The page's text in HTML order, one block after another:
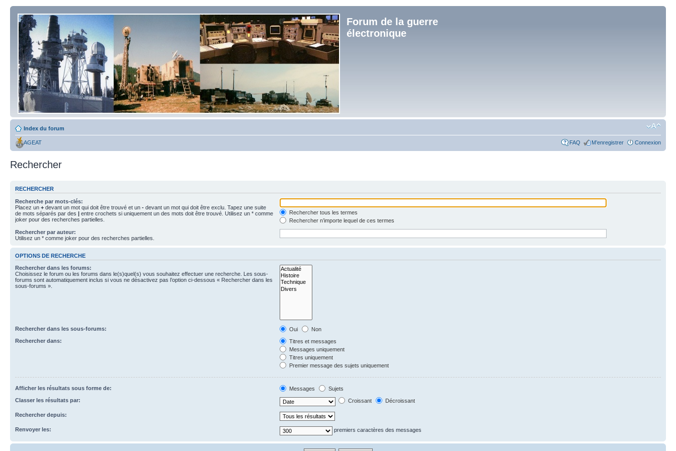
Forum de la guerre
électronique
Index du forum
AGEAT FAQ M’enregistrer Connexion
Rechercher
RECHERCHER
Recherche par mots-clés:
Placez un + devant un mot qui doit être trouvé et un - devant un mot qui doit être exclu. Tapez une suite
de mots séparés par des | entre crochets si uniquement un des mots doit être trouvé. Utilisez un * comme
joker pour des recherches partielles.
Rechercher tous les termes
Rechercher n’importe lequel de ces termes
Rechercher par auteur:
Utilisez un * comme joker pour des recherches partielles.
OPTIONS DE RECHERCHE
Rechercher dans les forums:
Choisissez le forum ou les forums dans le(s)quel(s) vous souhaitez effectuer une recherche. Les sous-
forums sont automatiquement inclus si vous ne désactivez pas l’option ci-dessous « Rechercher dans les
sous-forums ».
Rechercher dans les sous-forums: Oui
Non
Rechercher dans:
Titres et messages
Messages uniquement
Titres uniquement
Premier message des sujets uniquement
Afficher les résultats sous forme de: Messages
Sujets
Classer les résultats par:
Croissant Décroissant
Rechercher depuis:
Renvoyer les: premiers caractères des messages